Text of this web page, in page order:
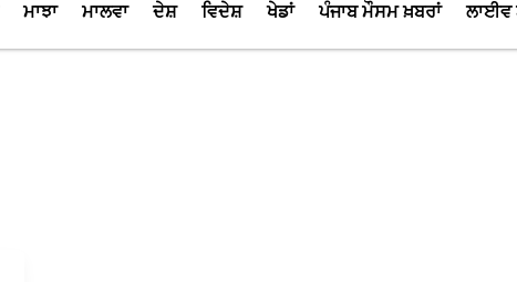
ਮਾਝਾ ਮਾਲਵਾ ਦੇਸ਼ ਵਿਦੇਸ਼ ਖੇਡਾਂ ਪੰਜਾਬ ਮੌਸਮ ਖ਼ਬਰਾਂ ਲਾਈਵ